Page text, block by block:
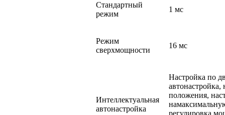
Стандартный
режим
1 мс
Режим
сверхмощности
16 мс
Интеллектуальная
автонастройка
Настройка по
автонастройка,
положения,